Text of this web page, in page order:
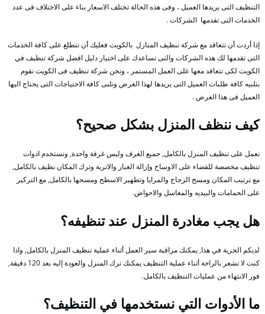
التنظيف التى يريدها العميل ، وفى هذه الحالة تختلف الاسعار بناء على الاختلاف فى عدد
الخدمات التى تقدمها الشركات .
إذا أردت أن تتعاقد مع شركة تنظيف المنازل بالكويت فعليك أن تتطلع على كافة الخدمات
التى تقدمها لك هذه الشركات والتى تساعدك على اختيار دليل افضل شركة تنظيف في
الكويت لكى تتعاقد معها على العمل المستمر ، ونحن شركة تنظيف فى الكويت نقوم
بتلبيه كافة طلبات العميل التى يريدها لهذا الغرض ونلبى كافة الاحتياجات التى يحتاج اليها
العميل فى هذا الغرض .
كيف ننظف المنزل بشكل صحيح؟
نعمل على تنظيف المنزل بالكامل, جميع الغرف وليس غرفة واحدة, ونستخدم ادوات
تنظيف مخصصة للقضاء على الاوساخ وإزالة الغبار والاتربة وترك المكان نظيف بالكامل,
مع ترتيب المكان ومسح الزجاج والمرايا وتطهير الاسطح ومسحها بالكامل, مع التركير
على الحمامات والبيديه والمغاسل والاحواض.
هل يجب مغادرة المنزل عند تنظيفه؟
لديكم الحرية في هذا, يمكنك مراقبة سير العمل أثناء عملية تنظيف المنزل بالكامل, واذا
كنت لا تشعر بالراحة أثناء عملية التنظيف يمكنك ترك المنزل والعودة إليه بعد 120 دقيقة,
فور الانتهاء من عمليات التنظيف بالكامل.
ما الأدوات التي نستخدمها في التنظيف؟